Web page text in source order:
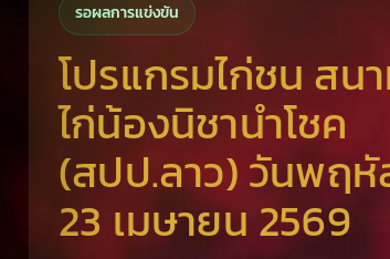
รอผลการแข่งขัน
โปรแกรมไก่ชน สน
ไก่น้องนิชานำโชค
(สปป.ลาว) วันพฤ
23 เมษายน 2569